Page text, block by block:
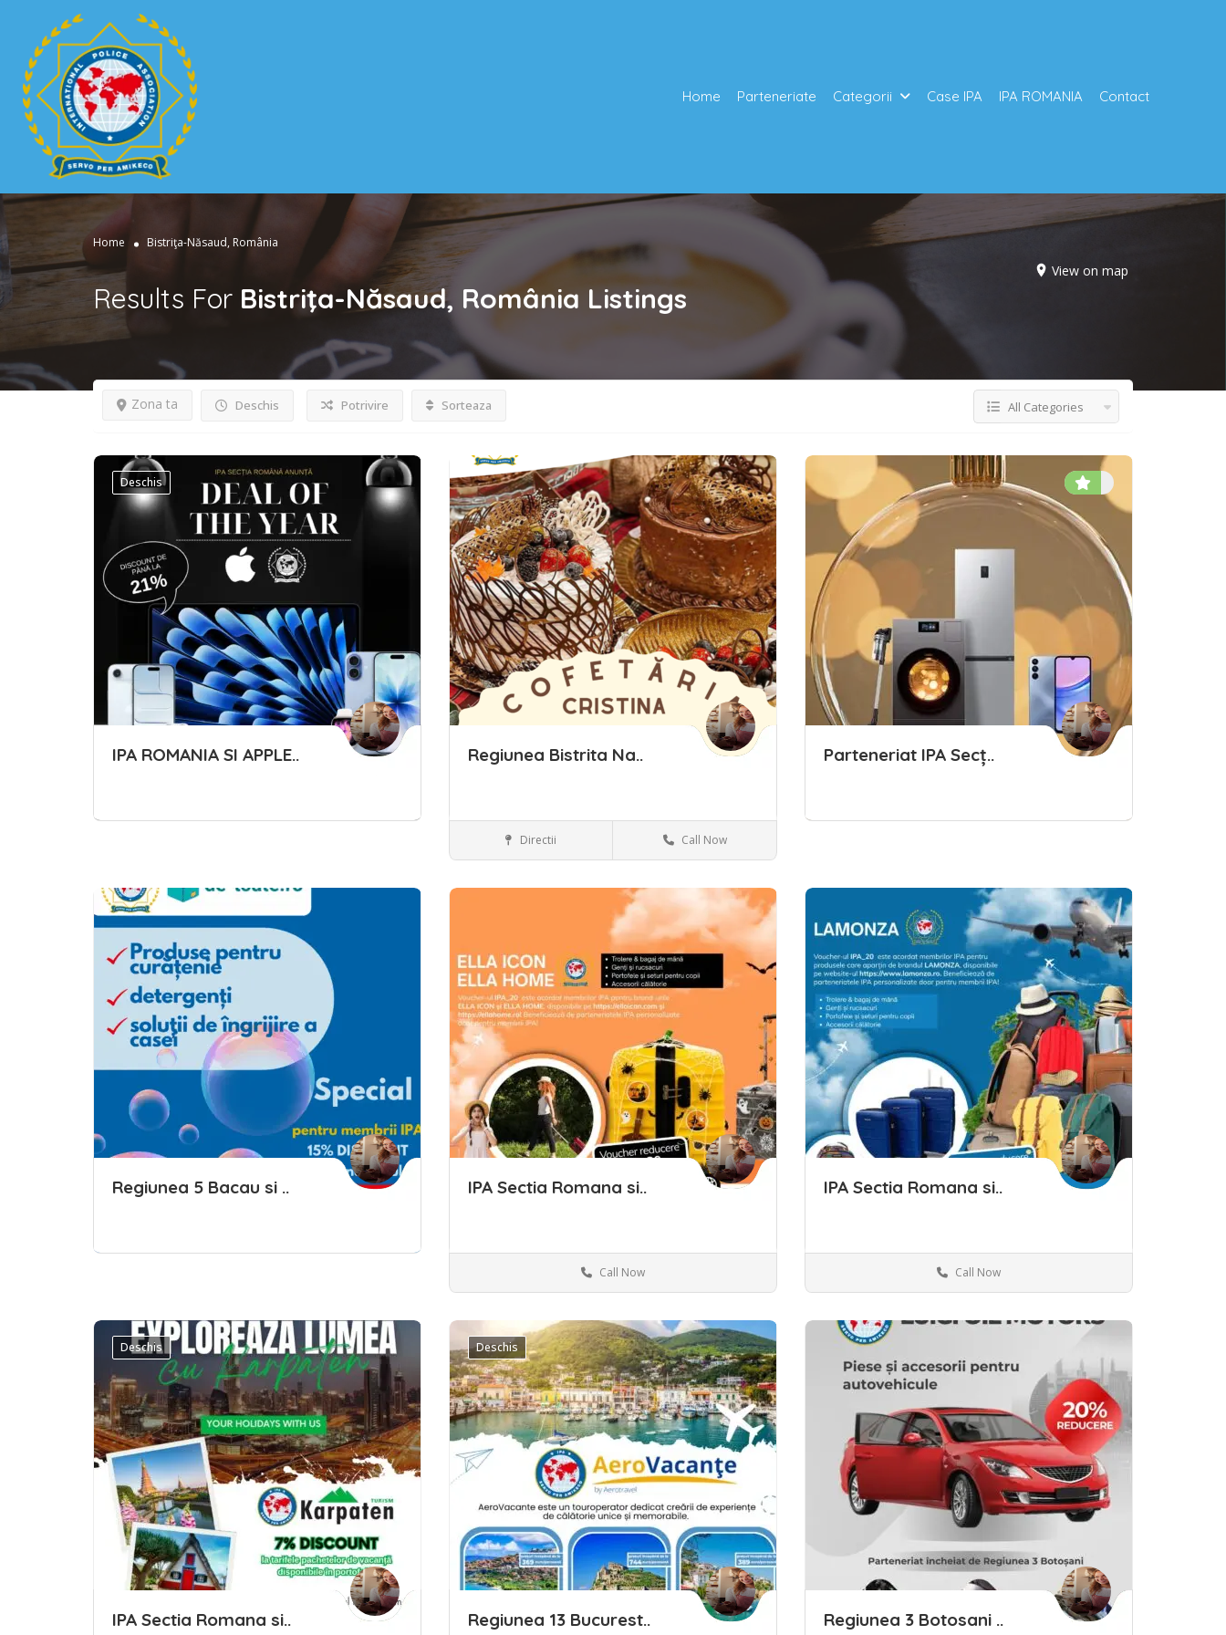
Home Parteneriate Categorii Case IPA IPA ROMANIA Contact
Home Bistriţa-Năsaud, România
View on map
Results For Bistriţa-Năsaud, România Listings
Deschis
Zona ta Potrivire Sorteaza All Categories
Deschis
Save
IPA ROMANIA SI APPLE.. Regiunea Bistrita Na..
Directii Call Now
Parteneriat IPA Secț..
Save
Regiunea 5 Bacau si ..
Save
IPA Sectia Romana si..
Call Now
IPA Sectia Romana si..
Call Now
Deschis
IPA Sectia Romana si..
Deschis
Regiunea 13 Bucurest.. Regiunea 3 Botosani ..